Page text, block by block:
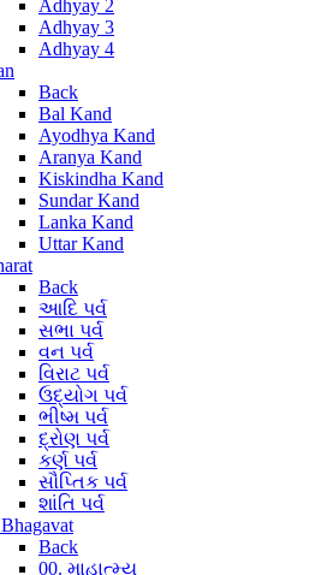
Adhyay 2
Adhyay 3
Adhyay 4
Back
Bal Kand
Ayodhya Kand
Aranya Kand
Kiskindha Kand
Sundar Kand
Lanka Kand
Uttar Kand
Back
આદિ પર્વ
સભા પર્વ
વન પર્વ
વિરાટ પર્વ
ઉદ્યોગ પર્વ
ભીષ્મ પર્વ
દ્રોણ પર્વ
કર્ણ પર્વ
સૌપ્તિક પર્વ
શાંતિ પર્વ
Back
00. માહાત્મ્ય